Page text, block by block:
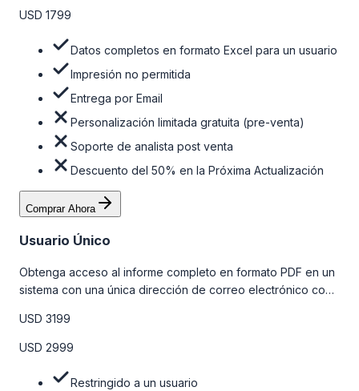
USD 1799
Datos completos en formato Excel para un usuario
Impresión no permitida
Entrega por Email
Personalización limitada gratuita (pre-venta)
Soporte de analista post venta
Descuento del 50% en la Próxima Actualización
Comprar Ahora
Usuario Único
Obtenga acceso al informe completo en formato PDF en un
sistema con una única dirección de correo electrónico con
la tabla de precios a continuación.
USD 3199
USD 2999
Restringido a un usuario